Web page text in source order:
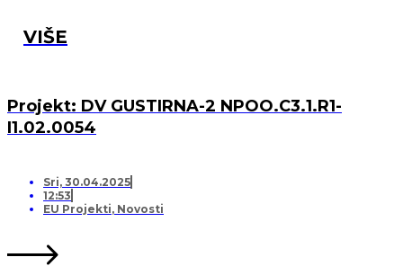
VIŠE
Projekt: DV GUSTIRNA-2 NPOO.C3.1.R1-
I1.02.0054
Sri, 30.04.2025
12:53
EU Projekti, Novosti